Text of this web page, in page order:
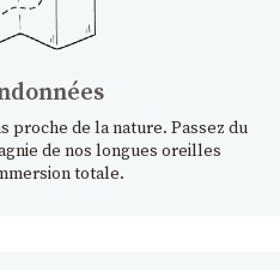
proche de la nature. Passez du
de nos longues oreilles
totale.